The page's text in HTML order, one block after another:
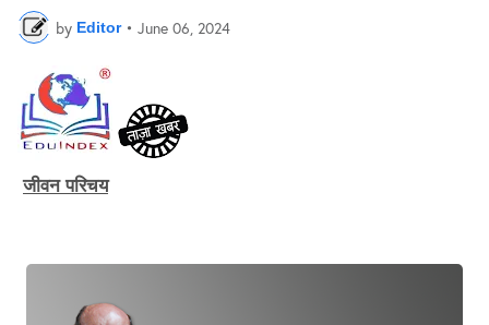
by Editor • June 06, 2024
जीवन परिचय